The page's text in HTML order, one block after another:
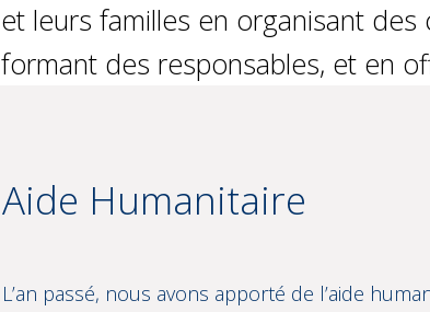
et leurs familles en organisant des
formant des responsables, et en
Aide Humanitaire
L’an passé, nous avons apporté de l’aide